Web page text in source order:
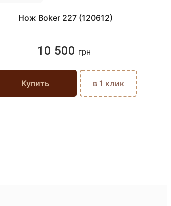
Нож Boker 227 (120612)
10 500 грн
Купить в 1 клик